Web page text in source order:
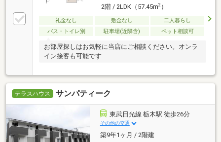
2階 / 2LDK（57.45m2）
礼金なし 敷金なし
二人暮らし
バス・トイレ別
駐車場(近隣含) ペット相談可
お部屋探しはお気軽に当店にご相談ください。オンラ
イン接客も可能です
テラスハウス サンパティーク
東武日光線 栃木駅 徒歩26分
その他の交通
築9年1ヶ月 / 2階建